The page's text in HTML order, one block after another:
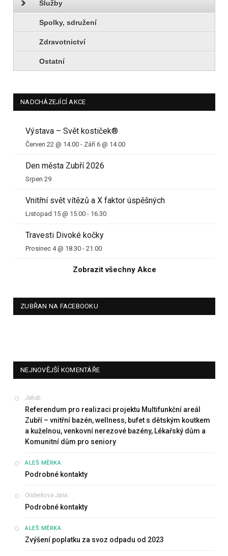
Služby
Spolky, sdružení
Zdravotnictví
Ostatní
NADCHÁZEJÍCÍ AKCE
Výstava – Svět kostiček®
Červen 22 @ 14.00 - Září 6 @ 14.00
Den města Zubří 2026
Srpen 29
Vnitřní svět vítězů a X faktor úspěšných
Listopad 15 @ 15.00 - 16.30
Travesti Divoké kočky
Prosinec 4 @ 18.30 - 21.00
Zobrazit všechny Akce
ZUBŘAN NA FACEBOOKU
NEJNOVĚJŠÍ KOMENTÁŘE
Jakub:
Referendum pro realizaci projektu Multifunkční areál
Zubří – vnitřní bazén, wellness, bufet s dětským koutkem
a kuželnou, venkovní nerezové bazény, Lékařský dům a
Komunitní dům pro seniory
ALEŠ MĚRKA:
Podrobné kontakty
Onderkova Jana:
Podrobné kontakty
ALEŠ MĚRKA:
Zvýšení poplatku za svoz odpadu od 2023